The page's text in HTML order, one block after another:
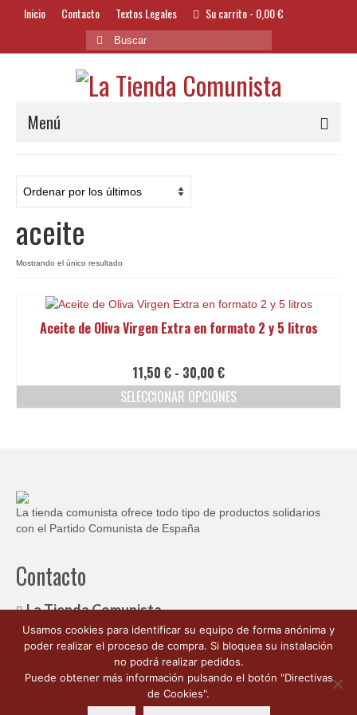
Inicio Contacto Textos Legales Su carrito- 0,00€
Buscar
por:
Menú
Bazar
Textil y Accesorios
Bordados
Banderas
Libros
aceite
Mostrando el único resultado
Aceite de Oliva Virgen Extra en formato 2 y 5 litros
11,50 € - 30,00 €Rango
de
precios:
SELECCIONAR OPCIONES
opciones
se
producto
La tienda comunista ofrece todo tipo de productos solidarios
con el Partido Comunista de España
Contacto
La Tienda Comunista
c/ Ambrosio de Morales, 1
Córdoba España 14003
662 176 563
info@latiendacomunista.es
Usamos cookies para identificar su equipo de forma anónima y
poder realizar el proceso de compra. Si bloquea su instalación
no podrá realizar pedidos.
Puede obtener más información pulsando el botón "Directivas
de Cookies".